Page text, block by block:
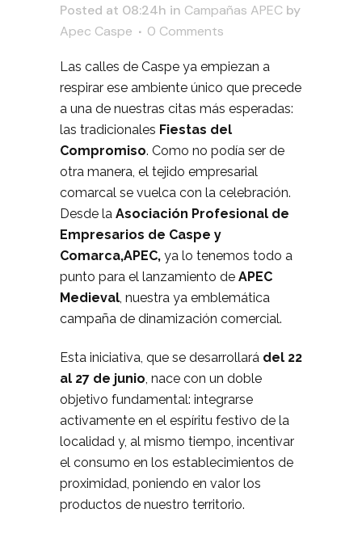
Posted at 08:24h in Campañas APEC by
Apec Caspe
0 Comments
Las calles de Caspe ya empiezan a
respirar ese ambiente único que precede
a una de nuestras citas más esperadas:
las tradicionales Fiestas del
Compromiso. Como no podía ser de
otra manera, el tejido empresarial
comarcal se vuelca con la celebración.
Desde la Asociación Profesional de
Empresarios de Caspe y
Comarca,APEC, ya lo tenemos todo a
punto para el lanzamiento de APEC
Medieval , nuestra ya emblemática
campaña de dinamización comercial.
Esta iniciativa, que se desarrollará del 22
al 27 de junio , nace con un doble
objetivo fundamental: integrarse
activamente en el espíritu festivo de la
localidad y, al mismo tiempo, incentivar
el consumo en los establecimientos de
proximidad, poniendo en valor los
productos de nuestro territorio.